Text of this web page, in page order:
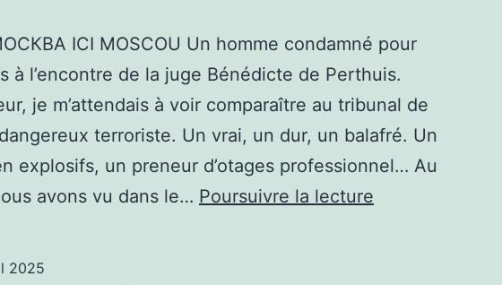
ICI MOSCOU Un homme condamné pour
à l’encontre de la juge Bénédicte de Perthuis.
je m’attendais à voir comparaître au tribunal de
terroriste. Un vrai, un dur, un balafré. Un
explosifs, un preneur d’otages professionnel… Au
avons vu dans le… Poursuivre la lecture
2025